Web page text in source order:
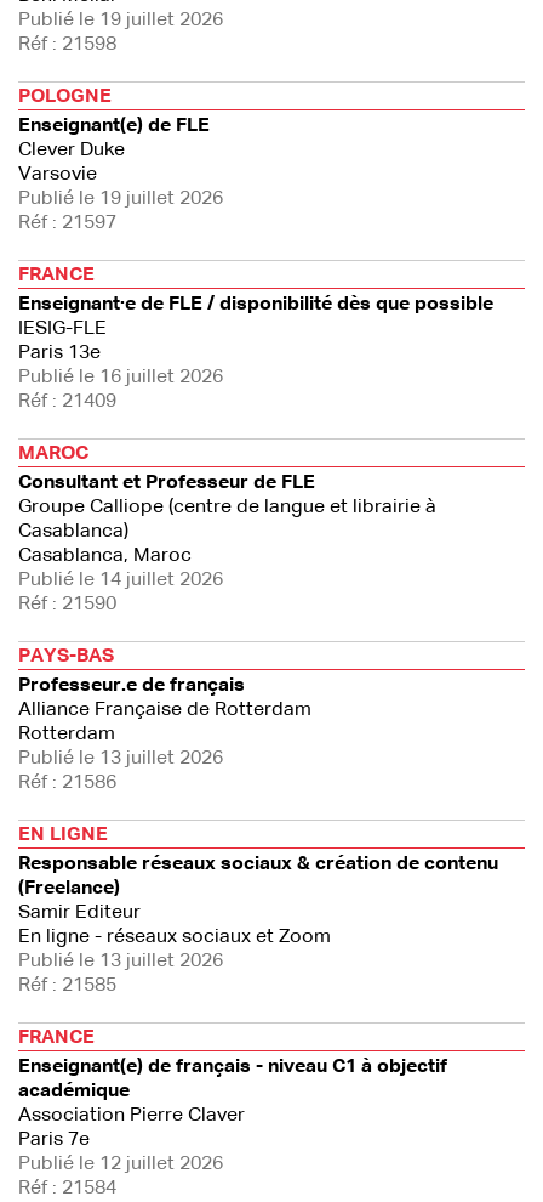
Publié le 19 juillet 2026
Réf : 21598
POLOGNE
Enseignant(e) de FLE
Clever Duke
Varsovie
Publié le 19 juillet 2026
Réf : 21597
FRANCE
Enseignant·e de FLE / disponibilité dès que possible
IESIG-FLE
Paris 13e
Publié le 16 juillet 2026
Réf : 21409
MAROC
Consultant et Professeur de FLE
Groupe Calliope (centre de langue et librairie à
Casablanca)
Casablanca, Maroc
Publié le 14 juillet 2026
Réf : 21590
PAYS-BAS
Professeur.e de français
Alliance Française de Rotterdam
Rotterdam
Publié le 13 juillet 2026
Réf : 21586
EN LIGNE
Responsable réseaux sociaux & création de contenu
(Freelance)
Samir Editeur
En ligne - réseaux sociaux et Zoom
Publié le 13 juillet 2026
Réf : 21585
FRANCE
Enseignant(e) de français - niveau C1 à objectif
académique
Association Pierre Claver
Paris 7e
Publié le 12 juillet 2026
Réf : 21584